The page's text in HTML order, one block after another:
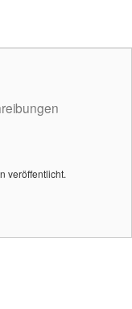
veröffentlicht.